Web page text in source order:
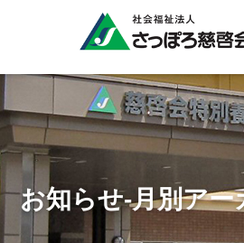
お知らせ-月別アー